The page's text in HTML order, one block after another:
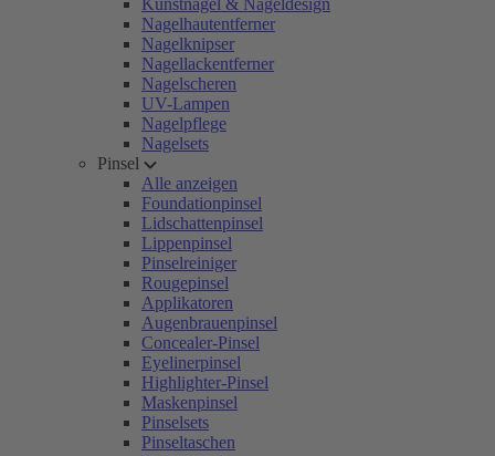
Kunstnägel & Nageldesign
Nagelhautentferner
Nagelknipser
Nagellackentferner
Nagelscheren
UV-Lampen
Nagelpflege
Nagelsets
Pinsel
Alle anzeigen
Foundationpinsel
Lidschattenpinsel
Lippenpinsel
Pinselreiniger
Rougepinsel
Applikatoren
Augenbrauenpinsel
Concealer-Pinsel
Eyelinerpinsel
Highlighter-Pinsel
Maskenpinsel
Pinselsets
Pinseltaschen